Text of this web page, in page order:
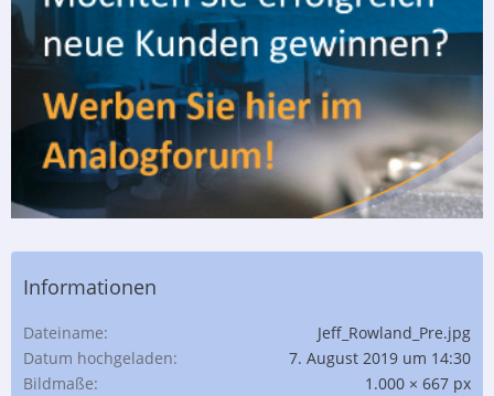
Informationen
Dateiname
Jeff_Rowland_Pre.jpg
Datum hochgeladen
7. August 2019 um 14:30
Bildmaße
1.000 × 667 px